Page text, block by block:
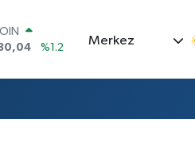
%0.17
%0.01
Merkez